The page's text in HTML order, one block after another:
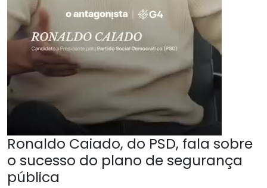
Ronaldo Caiado, do PSD, fala sobre
o sucesso do plano de segurança
pública